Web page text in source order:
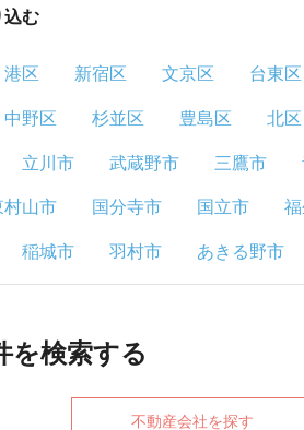
込む
港区 新宿区 文京区 台東区
中野区 杉並区 豊島区 北区
立川市 武蔵野市 三鷹市
村山市 国分寺市 国立市
稲城市 羽村市 あきる野市
村 小笠原村
を検索する
不動産会社を探す